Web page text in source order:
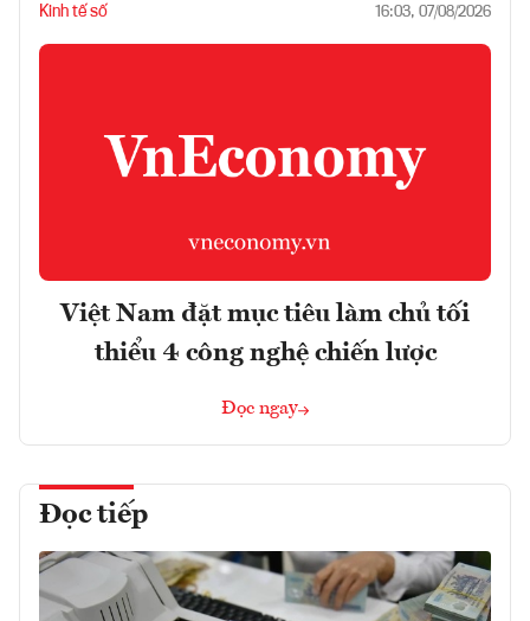
Kinh tế số 16:03, 07/08/2026
Việt Nam đặt mục tiêu làm chủ tối
thiểu 4 công nghệ chiến lược
Đọc ngay
Đọc tiếp